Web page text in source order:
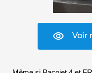
Voir